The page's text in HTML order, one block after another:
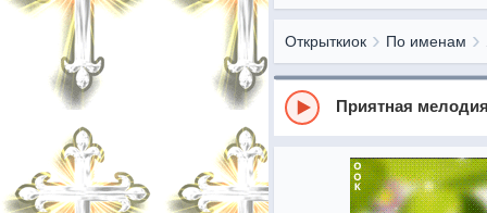
Открыткиок По именам
Приятная